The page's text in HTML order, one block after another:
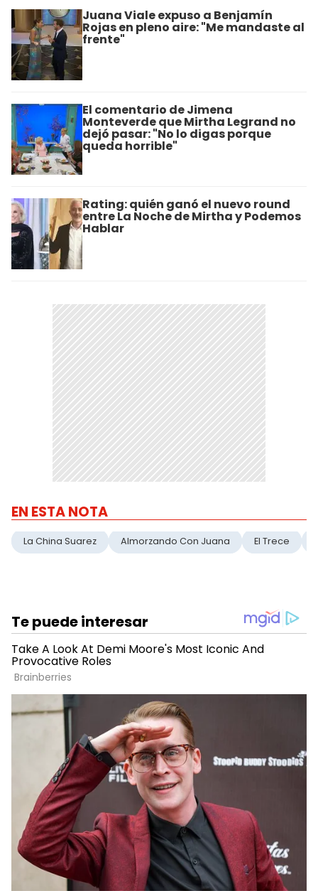
Juana Viale expuso a Benjamín
Rojas en pleno aire: "Me mandaste al
frente"
El comentario de Jimena
Monteverde que Mirtha Legrand no
dejó pasar: "No lo digas porque
queda horrible"
Rating: quién ganó el nuevo round
entre La Noche de Mirtha y Podemos
Hablar
EN ESTA NOTA
La China Suarez Almorzando Con Juana El Trece